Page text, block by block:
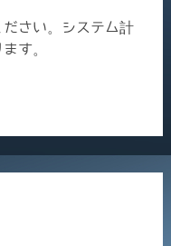
さい。システム計
す。